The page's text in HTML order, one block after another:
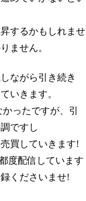
するかもしれませ
ません。
ながら引き続き
いきます。
ったですが、引
ですし
買していきます!
度配信しています
くださいませ!